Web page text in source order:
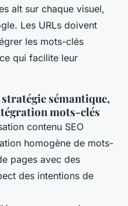
alt sur chaque visuel,
Les URLs doivent
les mots-clés
qui facilite leur
sémantique,
mots-clés
contenu SEO
homogène de mots-
pages avec des
des intentions de